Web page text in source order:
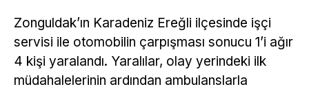
Zonguldak’ın Karadeniz Ereğli ilçesinde işçi
servisi ile otomobilin çarpışması sonucu 1’i ağır
4 kişi yaralandı. Yaralılar, olay yerindeki ilk
müdahalelerinin ardından ambulanslarla